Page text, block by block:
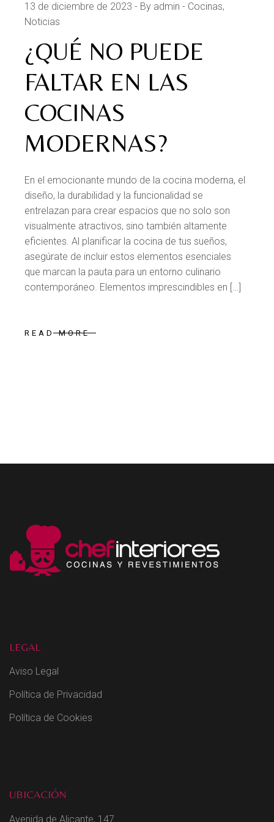
13 de diciembre de 2023 By admin
Cocinas
Noticias
¿QUÉ NO PUEDE
FALTAR EN LAS
COCINAS
MODERNAS?
En el emocionante mundo de la cocina moderna, el
diseño, la durabilidad y la funcionalidad se
entrelazan para crear espacios que no solo son
visualmente atractivos, sino también altamente
eficientes. Al planificar la cocina de tus sueños,
asegúrate de incluir estos elementos esenciales
que marcan la pauta para un entorno culinario
contemporáneo. Elementos imprescindibles en […]
READ MORE
LEGAL
Aviso Legal
Política de Privacidad
Política de Cookies
UBICACIÓN
Avenida de Alicante, 147.